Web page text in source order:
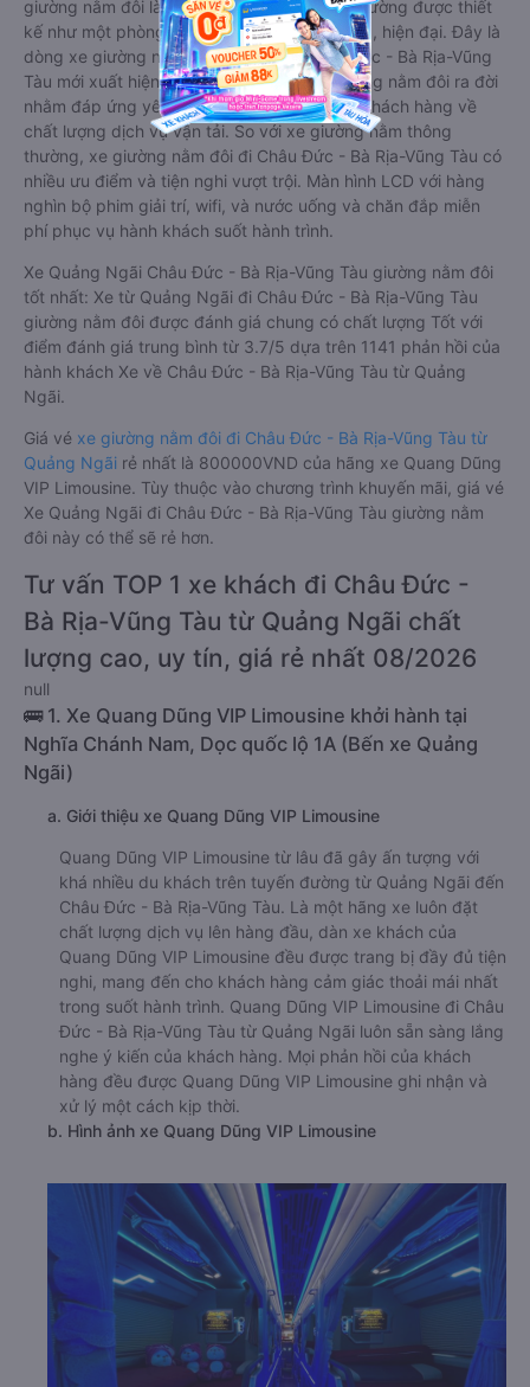
giường nằm đôi là loại xe đặc biệt. Với mỗi giường được thiết
kế như một phòng ngủ khách sạn sang trọng, hiện đại. Đây là
dòng xe giường nằm cho cặp đôi đi Châu Đức - Bà Rịa-Vũng
Tàu mới xuất hiện tại Việt Nam. Loại xe giường nằm đôi ra đời
nhằm đáp ứng yêu cầu ngày càng cao của khách hàng về
chất lượng dịch vụ vận tải. So với xe giường nằm thông
thường, xe giường nằm đôi đi Châu Đức - Bà Rịa-Vũng Tàu có
nhiều ưu điểm và tiện nghi vượt trội. Màn hình LCD với hàng
nghìn bộ phim giải trí, wifi, và nước uống và chăn đắp miễn
phí phục vụ hành khách suốt hành trình.
Xe Quảng Ngãi Châu Đức - Bà Rịa-Vũng Tàu giường nằm đôi
tốt nhất: Xe từ Quảng Ngãi đi Châu Đức - Bà Rịa-Vũng Tàu
giường nằm đôi được đánh giá chung có chất lượng Tốt với
điểm đánh giá trung bình từ 3.7/5 dựa trên 1141 phản hồi của
hành khách Xe về Châu Đức - Bà Rịa-Vũng Tàu từ Quảng
Ngãi.
Giá vé xe giường nằm đôi đi Châu Đức - Bà Rịa-Vũng Tàu từ
Quảng Ngãi rẻ nhất là 800000VND của hãng xe Quang Dũng
VIP Limousine. Tùy thuộc vào chương trình khuyến mãi, giá vé
Xe Quảng Ngãi đi Châu Đức - Bà Rịa-Vũng Tàu giường nằm
đôi này có thể sẽ rẻ hơn.
Tư vấn TOP 1 xe khách đi Châu Đức -
Bà Rịa-Vũng Tàu từ Quảng Ngãi chất
lượng cao, uy tín, giá rẻ nhất 08/2026
null
🚌 1. Xe Quang Dũng VIP Limousine khởi hành tại
Nghĩa Chánh Nam, Dọc quốc lộ 1A (Bến xe Quảng
Ngãi)
a. Giới thiệu xe Quang Dũng VIP Limousine
Quang Dũng VIP Limousine từ lâu đã gây ấn tượng với
khá nhiều du khách trên tuyến đường từ Quảng Ngãi đến
Châu Đức - Bà Rịa-Vũng Tàu. Là một hãng xe luôn đặt
chất lượng dịch vụ lên hàng đầu, dàn xe khách của
Quang Dũng VIP Limousine đều được trang bị đầy đủ tiện
nghi, mang đến cho khách hàng cảm giác thoải mái nhất
trong suốt hành trình. Quang Dũng VIP Limousine đi Châu
Đức - Bà Rịa-Vũng Tàu từ Quảng Ngãi luôn sẵn sàng lắng
nghe ý kiến của khách hàng. Mọi phản hồi của khách
hàng đều được Quang Dũng VIP Limousine ghi nhận và
xử lý một cách kịp thời.
b. Hình ảnh xe Quang Dũng VIP Limousine